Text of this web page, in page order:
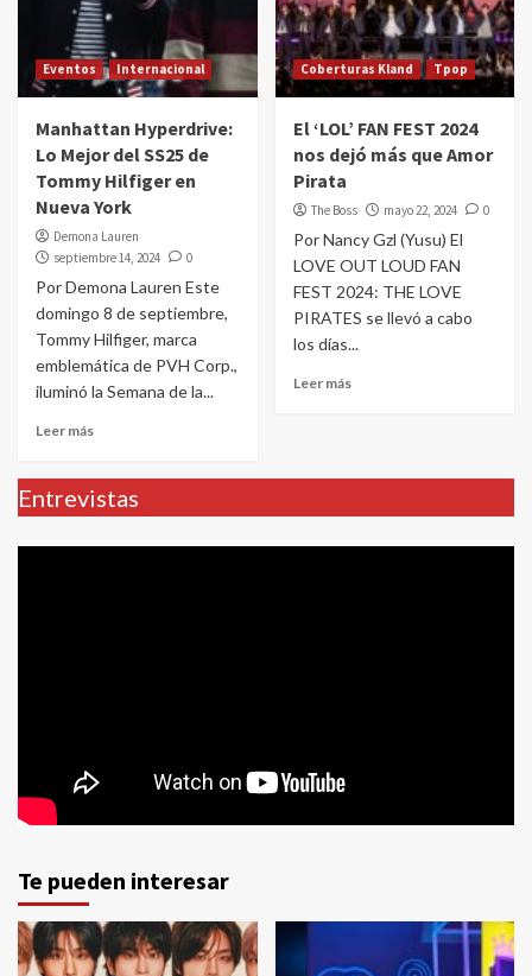
Eventos Internacional
Manhattan Hyperdrive:
Lo Mejor del SS25 de
Tommy Hilfiger en
Nueva York
Demona Lauren
septiembre 14, 2024
0
Por Demona Lauren Este
domingo 8 de septiembre,
Tommy Hilfiger, marca
emblemática de PVH Corp.,
iluminó la Semana de la...
Leer más
Coberturas Kland Tpop
El ‘LOL’ FAN FEST 2024
nos dejó más que Amor
Pirata
The Boss mayo 22, 2024 0
Por Nancy Gzl (Yusu) El
LOVE OUT LOUD FAN
FEST 2024: THE LOVE
PIRATES se llevó a cabo
los días...
Leer más
Entrevistas
Te pueden interesar